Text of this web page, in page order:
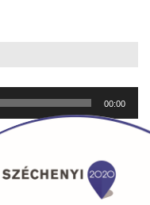
00:00